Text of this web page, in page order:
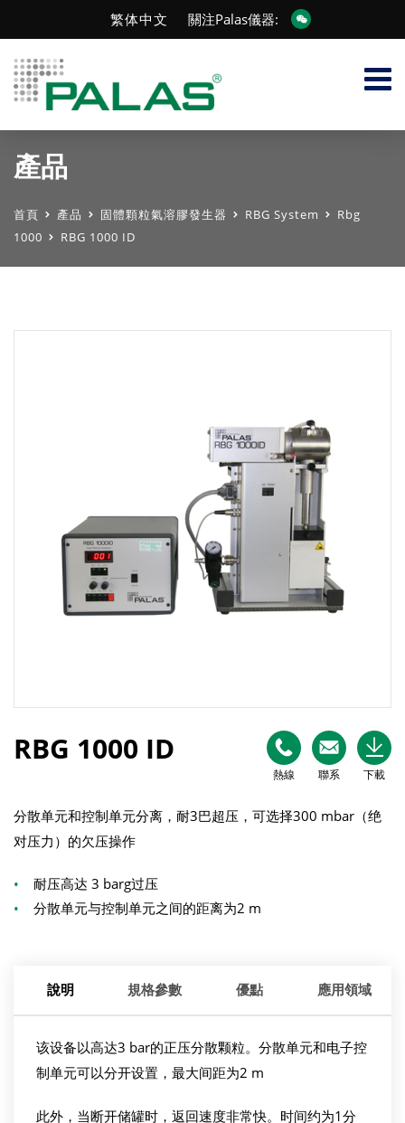
繁体中文 關注Palas儀器:
產品
首頁 產品 固體顆粒氣溶膠發生器 RBG System
Rbg
1000
RBG 1000 ID
熱線 聯系 下載
RBG 1000 ID
分散单元和控制单元分离，耐3巴超压，可选择300 mbar（绝
对压力）的欠压操作
• 耐压高达 3 barg过压
• 分散单元与控制单元之间的距离为2 m
說明 規格參數 優點 應用領域
该设备以高达3 bar的正压分散颗粒。分散单元和电子控
制单元可以分开设置，最大间距为2 m
此外，当断开储罐时，返回速度非常快。时间约为1分